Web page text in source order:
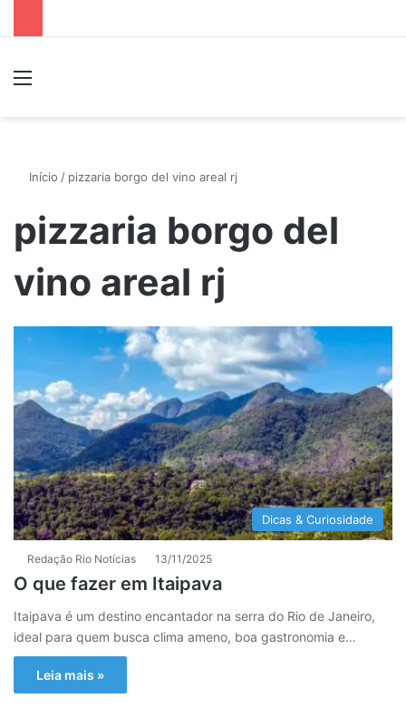
Início / pizzaria borgo del vino areal rj
pizzaria borgo del
vino areal rj
Dicas & Curiosidade
Redação Rio Notícias 13/11/2025
O que fazer em Itaipava
Itaipava é um destino encantador na serra do Rio de Janeiro,
ideal para quem busca clima ameno, boa gastronomia e…
Leia mais »